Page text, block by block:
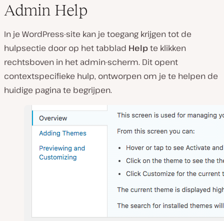
Admin Help
In je WordPress-site kan je toegang krijgen tot de
hulpsectie door op het tabblad Helpte klikken
rechtsboven in het admin-scherm. Dit opent
contextspecifieke hulp, ontworpen om je te helpen de
huidige pagina te begrijpen.